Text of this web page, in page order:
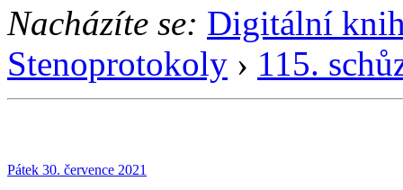
Nacházíte se: Digitální
Stenoprotokoly › 115.
Pátek 30. července 2021